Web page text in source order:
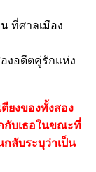
ที่ศาลเมือง
งอดีตคู่รักแห่ง
ยงของทั้งสอง
กับเธอในขณะที่
กลับระบุว่าเป็น